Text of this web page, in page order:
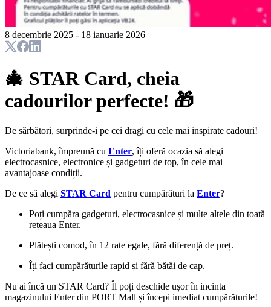
8 decembrie 2025 - 18 ianuarie 2026
🎄 STAR Card, cheia
cadourilor perfecte! 🎁
De sărbători, surprinde-i pe cei dragi cu cele mai inspirate cadouri!
Victoriabank, împreună cu Enter, îți oferă ocazia să alegi
electrocasnice, electronice și gadgeturi de top, în cele mai
avantajoase condiții.
De ce să alegi STAR Card pentru cumpărături la Enter?
Poți cumpăra gadgeturi, electrocasnice și multe altele din toată
rețeaua Enter.
Plătești comod, în 12 rate egale, fără diferență de preț.
Îți faci cumpărăturile rapid și fără bătăi de cap.
Nu ai încă un STAR Card? Îl poți deschide ușor în incinta
magazinului Enter din PORT Mall și începi imediat cumpărăturile!